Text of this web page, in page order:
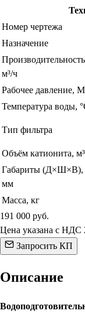
Номер чертежа
Назначение
м³/ч
Рабочее давление,
Температура воды,
Тип фильтра
Объём катионита, м³
Габариты (Д×Ш×В),
мм
Масса, кг
191 000 руб.
Цена указана с НДС
Запросить КП
Описание